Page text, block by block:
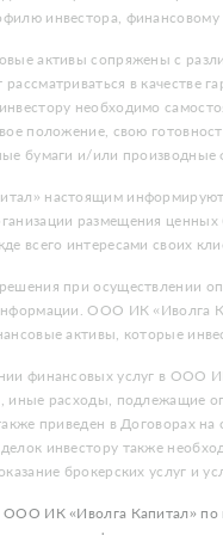
инвестора,
активы сопряжены с
в качестве
необходимо
положение, свою
бумаги и/или производные
настоящим информируют
размещения
всего интересами своих
при осуществлении
ООО ИК «Иволга
активы, которые
финансовых услуг в ООО
иные расходы, подлежащие
приведен в Договорах
инвестору также
брокерских услуг и
ИК «Иволга Капитал» по